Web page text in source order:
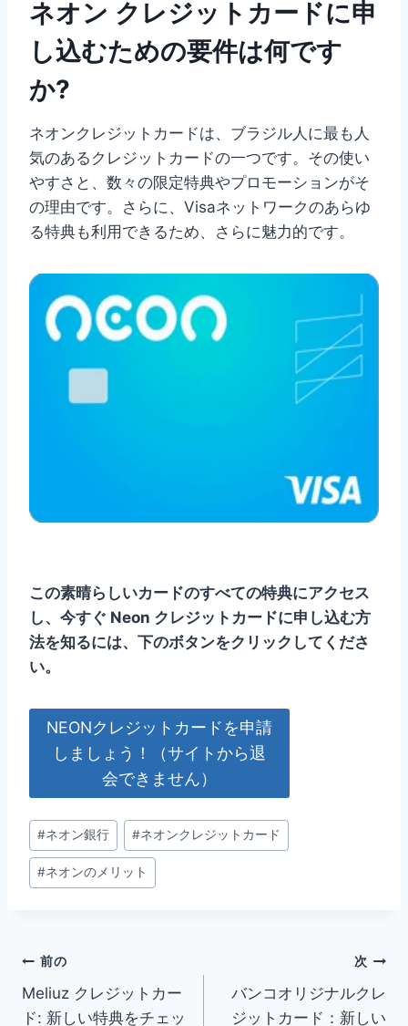
ネオン クレジットカードに申
し込むための要件は何です
か?
ネオンクレジットカードは、ブラジル人に最も人
気のあるクレジットカードの一つです。その使い
やすさと、数々の限定特典やプロモーションがそ
の理由です。さらに、Visaネットワークのあらゆ
る特典も利用できるため、さらに魅力的です。
この素晴らしいカードのすべての特典にアクセス
し、今すぐ Neon クレジットカードに申し込む方
法を知るには、下のボタンをクリックしてくださ
い。
NEONクレジットカードを申請
しましょう！（サイトから退
会できません）
#ネオン銀行 #ネオンクレジットカード
#ネオンの メリット
前の
Meliuz クレジットカー
ド: 新しい特典をチェッ
次
バンコオリジナルクレ
ジットカード：新しい